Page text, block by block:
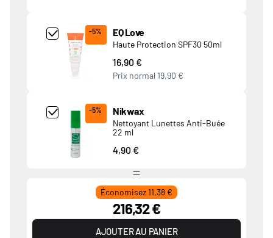
Add Product MjQ4MTk= undefined
-5% EQ Love
Haute Protection SPF30 50ml
16,90 €
Prix normal 19,90 €
Add Product MjkwNDA= undefined
-5% Nikwax
Nettoyant Lunettes Anti-Buée
22 ml
4,90 €
Économisez 11,38 €
216,32 €
AJOUTER AU PANIER